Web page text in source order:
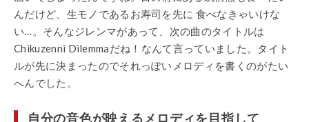
んだけど、生モノであるお寿司を先に 食べなきゃいけな
い…。そんなジレンマがあって、次の曲のタイトルは
Chikuzenni Dilemmaだね！なんて言っていました。タイト
ルが先に決まったのでそれっぽいメロディを書くのがたい
へんでした。
自分の音色が映えるメロディを目指して